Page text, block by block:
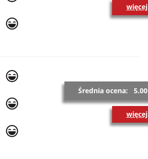
więcej
Średnia ocena: 5.00
więcej